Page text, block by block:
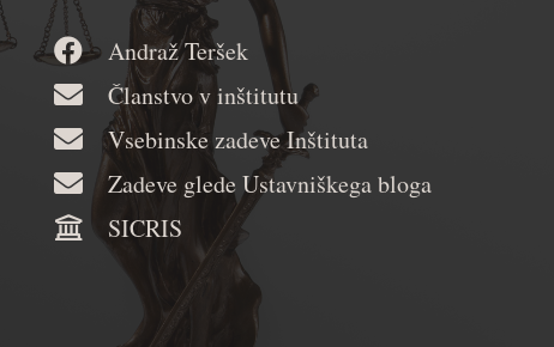
Andraž Teršek
Članstvo v inštitutu
Vsebinske zadeve Inštituta
Zadeve glede Ustavniškega bloga
SICRIS